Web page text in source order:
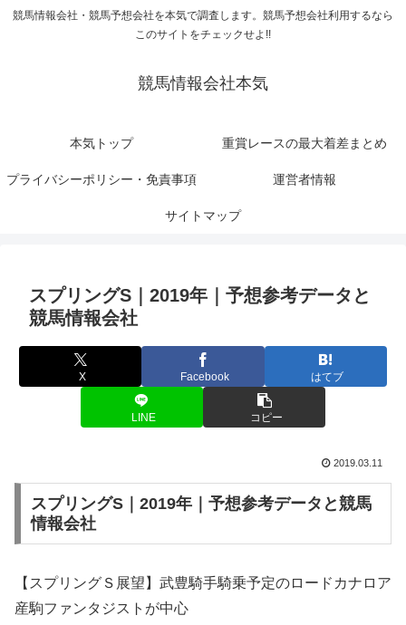
競馬情報会社・競馬予想会社を本気で調査します。競馬予想会社利用するなら
このサイトをチェックせよ!!
競馬情報会社本気
本気トップ 重賞レースの最大着差まとめ
プライバシーポリシー・免責事項 運営者情報
サイトマップ
スプリングS｜2019年｜予想参考データと
競馬情報会社
X Facebook はてブ
LINE コピー
2019.03.11
スプリングS｜2019年｜予想参考データと競馬
情報会社
【スプリングＳ展望】武豊騎手騎乗予定のロードカナロア
産駒ファンタジストが中心